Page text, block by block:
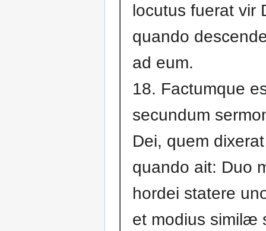
locutus fuerat vir
quando
ad eum.
18. Factumque
secundum
Dei, quem
quando ait: Duo
hordei statere
et modius similæ